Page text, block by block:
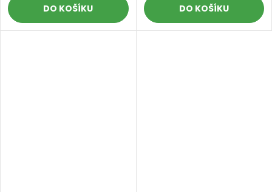
DO KOŠÍKU DO KOŠÍKU